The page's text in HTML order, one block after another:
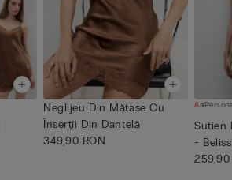
Neglijeu Din Mătase Cu
Înserții Din Dantelă
349,90 RON
Sutien
-
259,90